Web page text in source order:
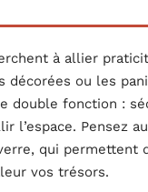
à allier
décorées ou les
double fonction :
l’espace. Pensez
qui permettent
vos trésors.